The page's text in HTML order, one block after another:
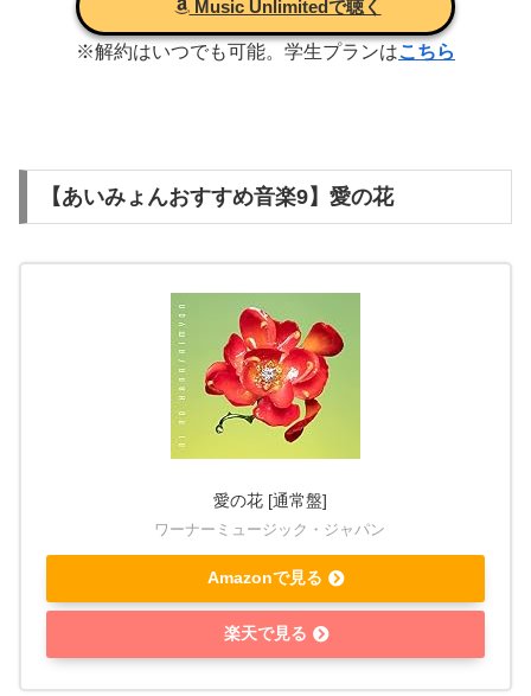
Music Unlimitedで聴く
※解約はいつでも可能。学生プランはこちら
【あいみょんおすすめ音楽9】愛の花
愛の花 [通常盤]
ワーナーミュージック・ジャパン
Amazonで見る
楽天で見る